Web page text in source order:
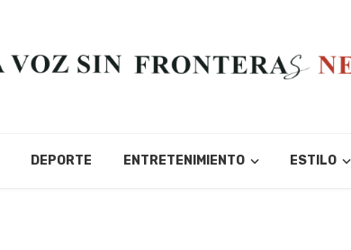
DEPORTE ENTRETENIMIENTO ESTILO